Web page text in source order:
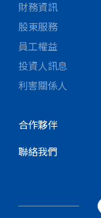
財務資訊
股東服務
員工權益
投資人訊息
利害關係人
合作夥伴
聯絡我們